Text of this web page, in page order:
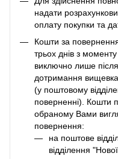
надати
оплату покупки та
Кошти за
трьох днів з
виключно лише
дотримання
(у поштовому
поверненні). Кошти
обраному Вами
повернення:
на поштове
відділення